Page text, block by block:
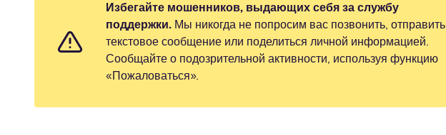
Избегайте мошенников, выдающих себя за службу
поддержки. Мы никогда не попросим вас позвонить, отправить
текстовое сообщение или поделиться личной информацией.
Сообщайте о подозрительной активности, используя функцию
«Пожаловаться».